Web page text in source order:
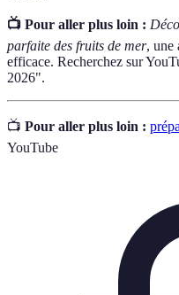
📺 Pour aller plus loin :
parfaite des fruits de mer, une
efficace. Recherchez sur
2026".
📺 Pour aller plus loin :
YouTube